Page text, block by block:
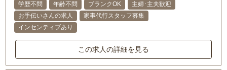
学歴不問
年齢不問 ブランクOK
主婦･主夫歓迎
お手伝いさんの求人
家事代行スタッフ募集
インセンティブあり
この求人の詳細を見る